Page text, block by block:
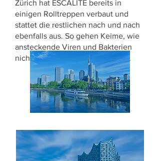
Zürich hat ESCALITE bereits in
einigen Rolltreppen verbaut und
stattet die restlichen nach und nach
ebenfalls aus. So gehen Keime, wie
ansteckende Viren und Bakterien
nicht automatisch mit auf Reisen.